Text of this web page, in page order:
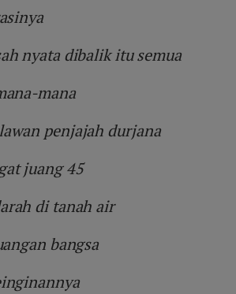
nyata dibalik itu semua
mana
penjajah durjana
juang 45
di tanah air
bangsa